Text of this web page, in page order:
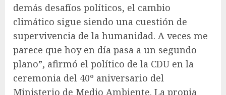
demás desafíos políticos, el cambio
climático sigue siendo una cuestión de
supervivencia de la humanidad. A veces me
parece que hoy en día pasa a un segundo
plano”, afirmó el político de la CDU en la
ceremonia del 40º aniversario del
Ministerio de Medio Ambiente. La propia